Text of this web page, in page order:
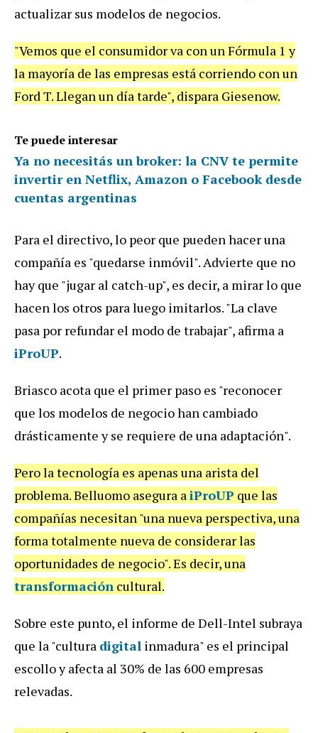
actualizar sus modelos de negocios.
"Vemos que el consumidor va con un Fórmula 1 y
la mayoría de las empresas está corriendo con un
Ford T. Llegan un día tarde", dispara Giesenow.
Te puede interesar
Ya no necesitás un broker: la CNV te permite
invertir en Netflix, Amazon o Facebook desde
cuentas argentinas
Para el directivo, lo peor que pueden hacer una
compañía es "quedarse inmóvil". Advierte que no
hay que "jugar al catch-up", es decir, a mirar lo que
hacen los otros para luego imitarlos. "La clave
pasa por refundar el modo de trabajar", afirma a
iProUP.
Briasco acota que el primer paso es "reconocer
que los modelos de negocio han cambiado
drásticamente y se requiere de una adaptación".
Pero la tecnología es apenas una arista del
problema. Belluomo asegura a iProUP que las
compañías necesitan "una nueva perspectiva, una
forma totalmente nueva de considerar las
oportunidades de negocio". Es decir, una
transformación cultural.
Sobre este punto, el informe de Dell-Intel subraya
que la "cultura digital inmadura" es el principal
escollo y afecta al 30% de las 600 empresas
relevadas.